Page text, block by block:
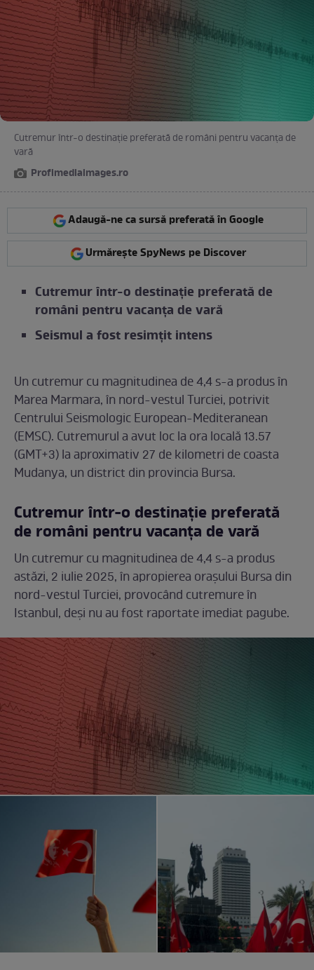
Cutremur într-o destinație preferată de români pentru vacanța de
vară
Profimediaimages.ro
Adaugă-ne ca sursă preferată în Google
Urmărește SpyNews pe Discover
Cutremur într-o destinație preferată de
români pentru vacanța de vară
Seismul a fost resimțit intens
Un cutremur cu magnitudinea de 4,4 s-a produs în
Marea Marmara, în nord-vestul Turciei, potrivit
Centrului Seismologic European-Mediteranean
(EMSC). Cutremurul a avut loc la ora locală 13.57
(GMT+3) la aproximativ 27 de kilometri de coasta
Mudanya, un district din provincia Bursa.
Cutremur într-o destinație preferată
de români pentru vacanța de vară
Un cutremur cu magnitudinea de 4,4 s-a produs
astăzi, 2 iulie 2025, în apropierea orașului Bursa din
nord-vestul Turciei, provocând cutremure în
Istanbul, deși nu au fost raportate imediat pagube.